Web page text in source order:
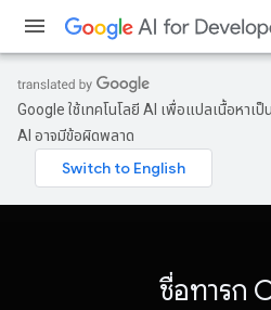
Google ใช้เทคโนโลยี AI เพื่อแปลเนื้อหา
AI อาจมีข้อผิดพลาด
ชื่อทารก